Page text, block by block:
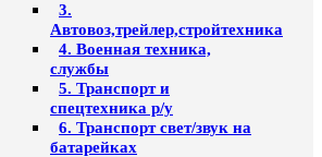
3.
Автовоз,трейлер,стройтехника
4. Военная техника,
службы
5. Транспорт и
спецтехника р/у
6. Транспорт свет/звук на
батарейках